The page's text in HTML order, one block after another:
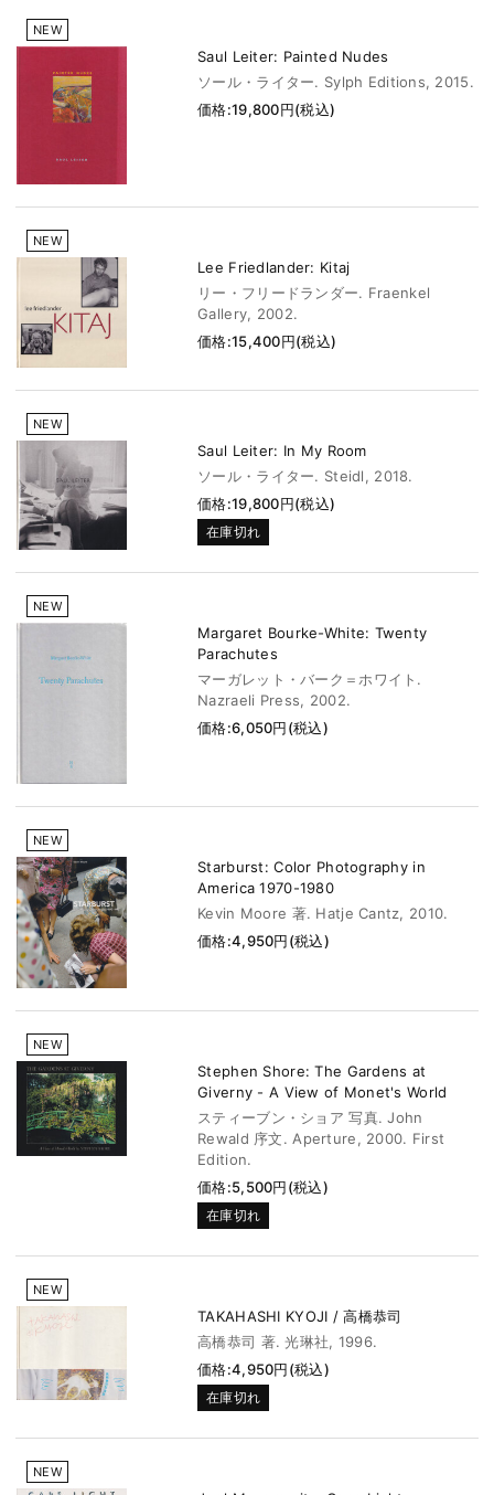
NEW
Saul Leiter: Painted Nudes
ソール・ライター. Sylph Editions, 2015.
価格:19,800円(税込)
NEW
Lee Friedlander: Kitaj
リー・フリードランダー. Fraenkel
Gallery, 2002.
価格:15,400円(税込)
NEW
Saul Leiter: In My Room
ソール・ライター. Steidl, 2018.
価格:19,800円(税込)
在庫切れ
NEW
Margaret Bourke-White: Twenty
Parachutes
マーガレット・バーク＝ホワイト.
Nazraeli Press, 2002.
価格:6,050円(税込)
NEW
Starburst: Color Photography in
America 1970-1980
Kevin Moore 著. Hatje Cantz, 2010.
価格:4,950円(税込)
NEW
Stephen Shore: The Gardens at
Giverny - A View of Monet's World
スティーブン・ショア 写真. John
Rewald 序文. Aperture, 2000. First
Edition.
価格:5,500円(税込)
在庫切れ
NEW
TAKAHASHI KYOJI / 高橋恭司
高橋恭司 著. 光琳社, 1996.
価格:4,950円(税込)
在庫切れ
NEW